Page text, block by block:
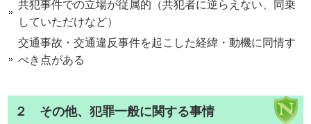
共犯事件での立場が従属的（共犯者に逆らえない、同乗
していただけなど）
交通事故・交通違反事件を起こした経緯・動機に同情す
べき点がある
２ その他、犯罪一般に関する事情